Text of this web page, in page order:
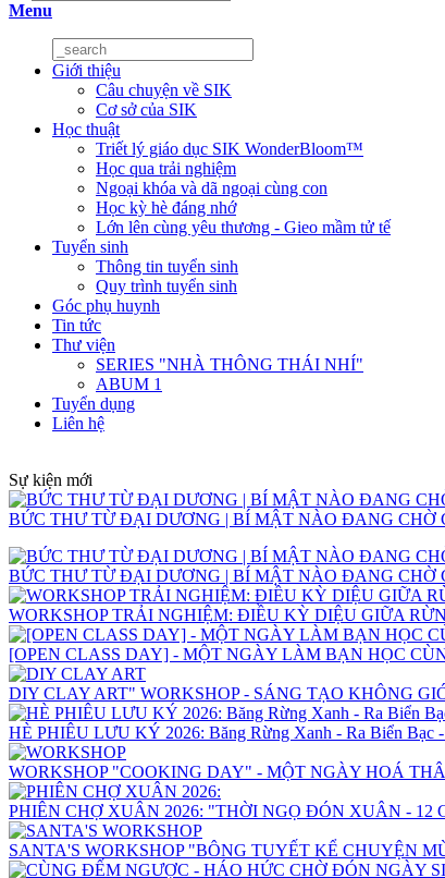
Menu
Giới thiệu
Câu chuyện về SIK
Cơ sở của SIK
Học thuật
Triết lý giáo dục SIK WonderBloom™
Học qua trải nghiệm
Ngoại khóa và dã ngoại cùng con
Học kỳ hè đáng nhớ
Lớn lên cùng yêu thương - Gieo mầm tử tế
Tuyển sinh
Thông tin tuyển sinh
Quy trình tuyển sinh
Góc phụ huynh
Tin tức
Thư viện
SERIES "NHÀ THÔNG THÁI NHÍ"
ABUM 1
Tuyển dụng
Liên hệ
Sự kiện mới
BỨC THƯ TỪ ĐẠI DƯƠNG | BÍ MẬT NÀO ĐANG CHỜ
BỨC THƯ TỪ ĐẠI DƯƠNG | BÍ MẬT NÀO ĐANG CHỜ
WORKSHOP TRẢI NGHIỆM: ĐIỀU KỲ DIỆU GIỮA
[OPEN CLASS DAY] - MỘT NGÀY LÀM BẠN HỌC
DIY CLAY ART" WORKSHOP - SÁNG TẠO KHÔNG
HÈ PHIÊU LƯU KÝ 2026: Băng Rừng Xanh - Ra Biển Bạc
WORKSHOP "COOKING DAY" - MỘT NGÀY HOÁ
PHIÊN CHỢ XUÂN 2026: "THỜI NGỌ ĐÓN XUÂN - 12
SANTA'S WORKSHOP "BÔNG TUYẾT KỂ CHUYỆN